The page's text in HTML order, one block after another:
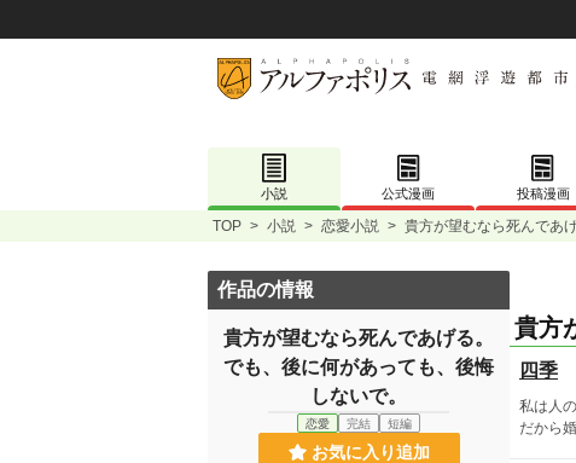
小説 公式漫画 投稿漫画
TOP > 小説 > 恋愛小説 > 貴方が望むなら死んであ
貴方
四季
私は人
だから
作品の情報
貴方が望むなら死んであげる。
でも、後に何があっても、後悔
しないで。
恋愛 完結 短編
お気に入り追加